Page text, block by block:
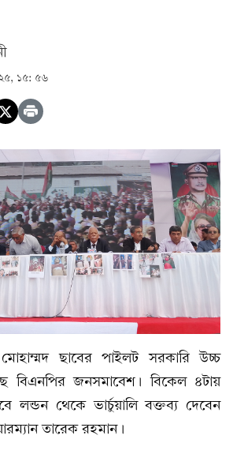
১৫: ৫৬
ছাবের পাইলট সরকারি উচ্চ
বিএনপির জনসমাবেশ। বিকেল ৪টায়
লন্ডন থেকে ভার্চুয়ালি বক্তব্য দেবেন
তারেক রহমান।